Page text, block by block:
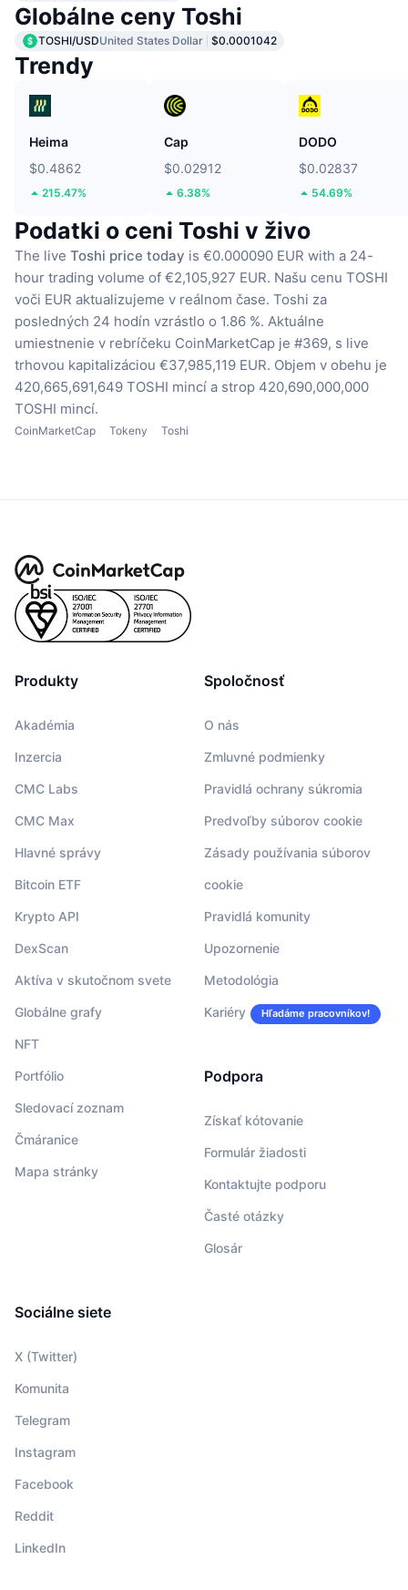
Globálne ceny Toshi
TOSHI/USDUnited States Dollar $0.0001042
Trendy
Heima
$0.4862
215.47%
Cap
$0.02912
6.38%
DODO
$0.02837
54.69%
Podatki o ceni Toshi v živo
The live Toshi price today is €0.000090 EUR with a 24-
hour trading volume of €2,105,927 EUR. Našu cenu TOSHI
voči EUR aktualizujeme v reálnom čase. Toshi za
posledných 24 hodín vzrástlo o 1.86 %. Aktuálne
umiestnenie v rebríčeku CoinMarketCap je #369, s live
trhovou kapitalizáciou €37,985,119 EUR. Objem v obehu je
420,665,691,649 TOSHI mincí a strop 420,690,000,000
TOSHI mincí.
CoinMarketCap Tokeny Toshi
Produkty
Akadémia
Inzercia
CMC Labs
CMC Max
Hlavné správy
Bitcoin ETF
Krypto API
DexScan
Aktíva v skutočnom svete
Globálne grafy
NFT
Portfólio
Sledovací zoznam
Čmáranice
Mapa stránky
Spoločnosť
O nás
Zmluvné podmienky
Pravidlá ochrany súkromia
Predvoľby súborov cookie
Zásady používania súborov
cookie
Pravidlá komunity
Upozornenie
Metodológia
Kariéry Hľadáme pracovníkov!
Podpora
Získať kótovanie
Formulár žiadosti
Kontaktujte podporu
Časté otázky
Glosár
Sociálne siete
X (Twitter)
Komunita
Telegram
Instagram
Facebook
Reddit
LinkedIn